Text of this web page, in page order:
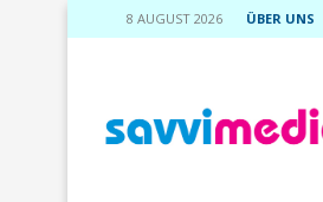
8 AUGUST 2026 ÜBER UNS